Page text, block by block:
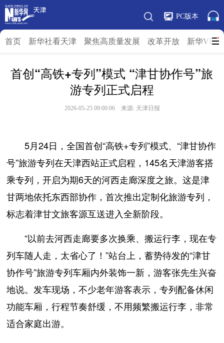
PC版本
首页 新华社看天津 聚焦高质量发展 改革开放 新华V访
首创“高铁+专列”模式 “津甘协作号”旅
游专列正式启程
2026-05-25 09:00:06 来源: 天津日报
5月24日，全国首创“高铁+专列”模式、“津甘协作
号”旅游专列在天津西站正式启程，145名天津游客搭
乘专列，开启为期6天的河西走廊深度之旅。这是津
甘两地依托东西部协作，首次推出定制化旅游专列，
标志着津甘文旅客源互送进入全新阶段。
“以前去河西走廊要多次换乘、搬运行李，现在专
列车随人走，太省心了！”站台上，蓄势待发的“津甘
协作号”旅游专列车厢内外装饰一新，游客张先生兴奋
地说。发车现场，不少老年游客表示，专列配备休闲
功能车厢，行程节奏舒缓，不用频繁搬运行李，非常
适合家庭出游。